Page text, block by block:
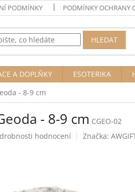
PODMÍNKY PODMÍNKY OCHRANY
HLEDAT
A DOPLŇKY ESOTERIKA
- 8-9 cm
- 8-9 cm CGEO-02
hodnocení Značka: